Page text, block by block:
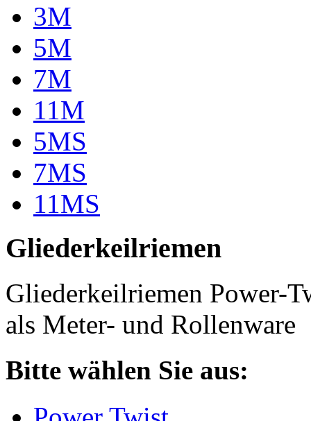
3M
5M
7M
11M
5MS
7MS
11MS
Gliederkeilriemen
Gliederkeilriemen Power-
als Meter- und Rollenware
Bitte wählen Sie aus: